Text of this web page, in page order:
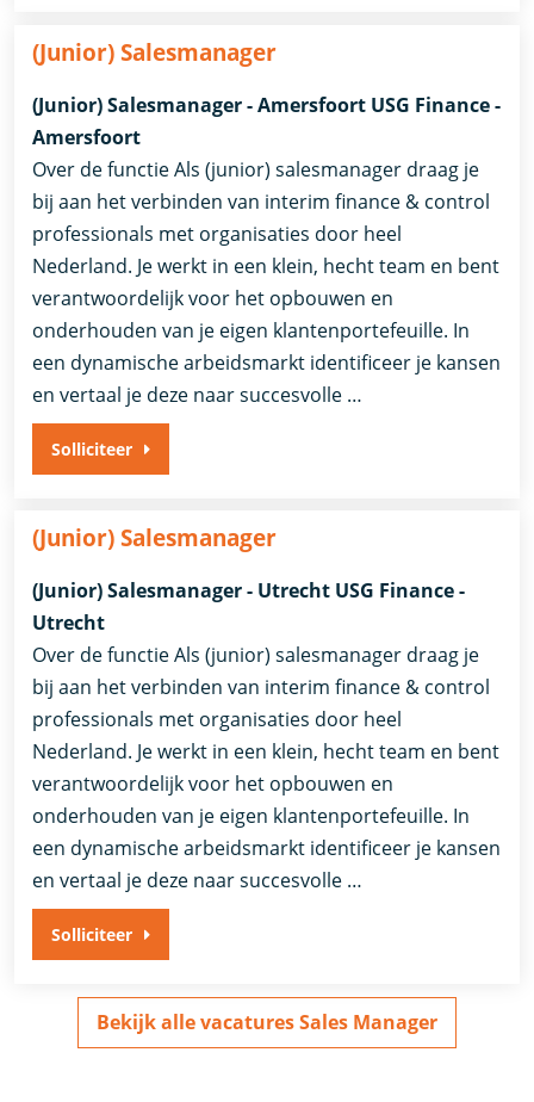
(Junior) Salesmanager
(Junior) Salesmanager - Amersfoort USG Finance -
Amersfoort
Over de functie Als (junior) salesmanager draag je
bij aan het verbinden van interim finance & control
professionals met organisaties door heel
Nederland. Je werkt in een klein, hecht team en bent
verantwoordelijk voor het opbouwen en
onderhouden van je eigen klantenportefeuille. In
een dynamische arbeidsmarkt identificeer je kansen
en vertaal je deze naar succesvolle …
Solliciteer
(Junior) Salesmanager
(Junior) Salesmanager - Utrecht USG Finance -
Utrecht
Over de functie Als (junior) salesmanager draag je
bij aan het verbinden van interim finance & control
professionals met organisaties door heel
Nederland. Je werkt in een klein, hecht team en bent
verantwoordelijk voor het opbouwen en
onderhouden van je eigen klantenportefeuille. In
een dynamische arbeidsmarkt identificeer je kansen
en vertaal je deze naar succesvolle …
Solliciteer
Bekijk alle vacatures Sales Manager